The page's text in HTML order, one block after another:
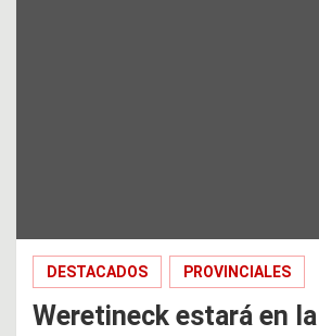
DESTACADOS PROVINCIALES
Weretineck estará en